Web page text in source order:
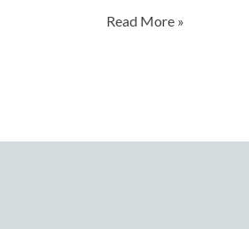
SPS-
Read More »